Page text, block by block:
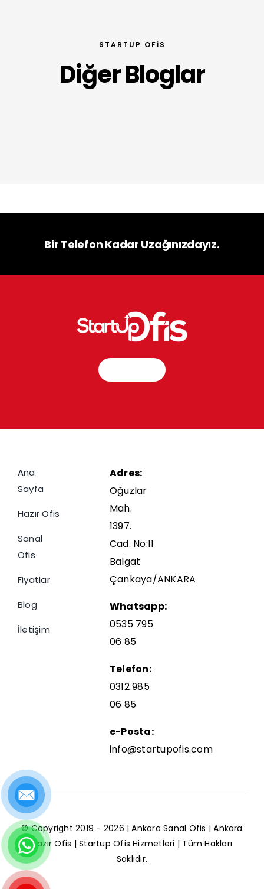
STARTUP OFIS
Diğer Bloglar
Bir Telefon Kadar Uzağınızdayız.
Ana
Sayfa
Hazır Ofis
Sanal
Ofis
Fiyatlar
Blog
İletişim
Adres:
Oğuzlar
Mah.
1397.
Cad. No:11
Balgat
Çankaya/ANKARA
Whatsapp:
0535 795
06 85
Telefon:
0312 985
06 85
e-Posta:
info@startupofis.com
© Copyright 2019 - 2026 |Ankara Sanal Ofis |Ankara
HazırOfis | Startup Ofis Hizmetleri | Tüm Hakları
Saklıdır.